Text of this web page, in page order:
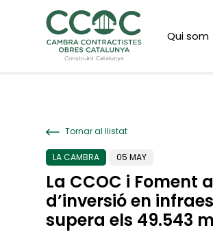
Qui som
Tornar al llistat
LA CAMBRA 05 MAY
La CCOC i Foment
d’inversió en
supera els 49.543